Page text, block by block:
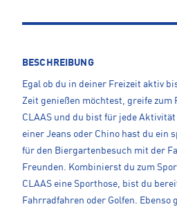
BESCHREIBUNG
Egal ob du in deiner Freizeit aktiv
Zeit genießen möchtest, greife zum
CLAAS und du bist für jede
einer Jeans oder Chino hast du ein
für den Biergartenbesuch mit der
Freunden. Kombinierst du zum
CLAAS eine Sporthose, bist du
Fahrradfahren oder Golfen. Ebenso